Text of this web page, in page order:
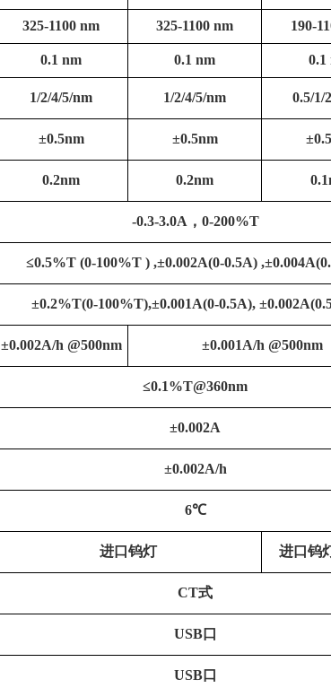
325-1100 nm 325-1100 nm 190-
0.1 nm 0.1 nm 0.1
1/2/4/5/nm 1/2/4/5/nm 0.5/1/
±0.5nm ±0.5nm ±
0.2nm 0.2nm
-0.3-3.0A ， 0-200%T
≤0.5%T (0-100%T ) ,±0.002A(0-0.5A) ,±
±0.2%T(0-100%T),±0.001A(0-0.5A), ±
±0.002A/h @500nm ±0.001A/h @500nm
≤0.1%T@360nm
±0.002A
±0.002A/h
6℃
进口钨灯 进口钨
CT式
USB口
USB口